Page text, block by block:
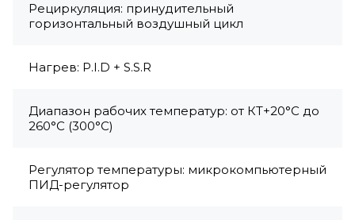
Рециркуляция: принудительный
горизонтальный воздушный цикл
Нагрев: P.I.D + S.S.R
Диапазон рабочих температур: от КТ+20°C до
260°C (300°C)
Регулятор температуры: микрокомпьютерный
ПИД-регулятор